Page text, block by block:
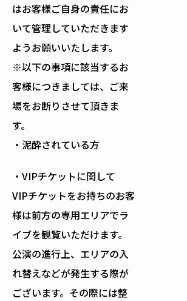
はお客様ご自身の責任にお
いて管理していただきます
ようお願いいたします。
※以下の事項に該当するお
客様につきましては、ご来
場をお断りさせて頂きま
す。
・泥酔されている方
・VIPチケットに関して
VIPチケットをお持ちのお客
様は前方の専用エリアでラ
イブを観覧いただけます。
公演の進行上、エリアの入
れ替えなどが発生する際が
ございます。その際には整